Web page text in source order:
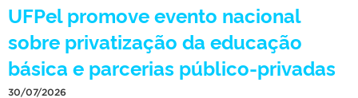
UFPel promove evento nacional
sobre privatização da educação
básica e parcerias público-privadas
30/07/2026